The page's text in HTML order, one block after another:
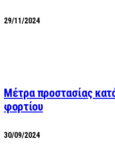
29/11/2024
Μέτρα προστασίας
φορτίου
30/09/2024